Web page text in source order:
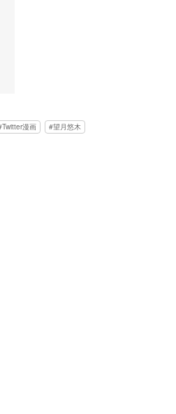
Twitter漫画 望月悠木